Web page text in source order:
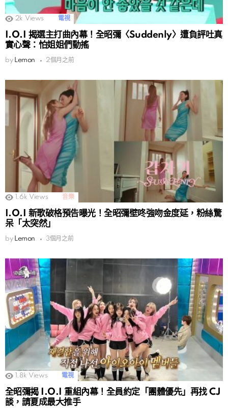
2k Views 電視
I.O.I 揭選主打曲內幕！全昭彌〈Suddenly〉遭負評吐真
實心聲：怕姐姐們動搖
by Lemon 2個月之前
1.6k Views 音樂
I.O.I 新歌破格預告曝光！全昭彌壁咚強吻金度延，粉絲驚
呆「太突然」
by Lemon 3個月之前
1.8k Views 電視
全昭彌揭 I.O.I 重組內幕！全員約定「團體優先」再找 CJ
談，請夏成最大推手